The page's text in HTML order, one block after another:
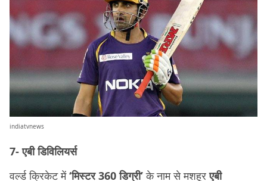
indiatvnews
7- एबी डिविलियर्स
वर्ल्ड क्रिकेट में‘मिस्टर 360 डिग्री’के नाम से मशहूरएबी